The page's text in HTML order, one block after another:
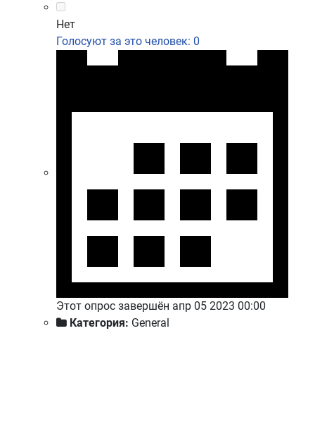
Нет
Голосуют за это человек: 0
Этот опрос завершён апр 05 2023 00:00
Категория: General